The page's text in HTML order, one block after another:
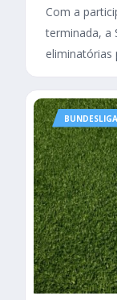
Com a
terminada, a
eliminatórias
BUNDESLIGA